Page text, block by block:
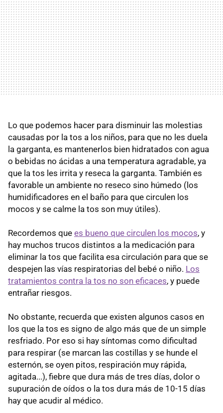
Lo que podemos hacer para disminuir las molestias
causadas por la tos a los niños, para que no les duela
la garganta, es mantenerlos bien hidratados con agua
o bebidas no ácidas a una temperatura agradable, ya
que la tos les irrita y reseca la garganta. También es
favorable un ambiente no reseco sino húmedo (los
humidificadores en el baño para que circulen los
mocos y se calme la tos son muy útiles).
Recordemos que es bueno que circulen los mocos, y
hay muchos trucos distintos a la medicación para
eliminar la tos que facilita esa circulación para que se
despejen las vías respiratorias del bebé o niño. Los
tratamientos contra la tos no son eficaces, y puede
entrañar riesgos.
No obstante, recuerda que existen algunos casos en
los que la tos es signo de algo más que de un simple
resfriado. Por eso si hay síntomas como dificultad
para respirar (se marcan las costillas y se hunde el
esternón, se oyen pitos, respiración muy rápida,
agitada...), fiebre que dura más de tres días, dolor o
supuración de oídos o la tos dura más de 10-15 días
hay que acudir al médico.